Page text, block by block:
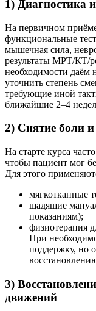
1) Диагностика
На первичном
функциональные
мышечная сила,
результаты МРТ/КТ/
необходимости даём
уточнить степень
требующие иной
ближайшие 2–4
2) Снятие боли
На старте курса
чтобы пациент мог
Для этого
мягкотканные
щадящие
показаниям);
физиотерапия
При
поддержку, но
3)
движений